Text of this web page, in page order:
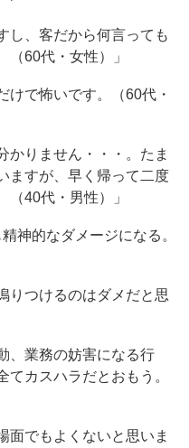
し、客だから何言っても
（60代・女性）」
けで怖いです。（60代・
かりません・・・。たま
ますが、早く帰って二度
（40代・男性）」
神的なダメージになる。
りつけるのはダメだと思
、業務の妨害になる行
カスハラだとおもう。
面でもよくないと思いま